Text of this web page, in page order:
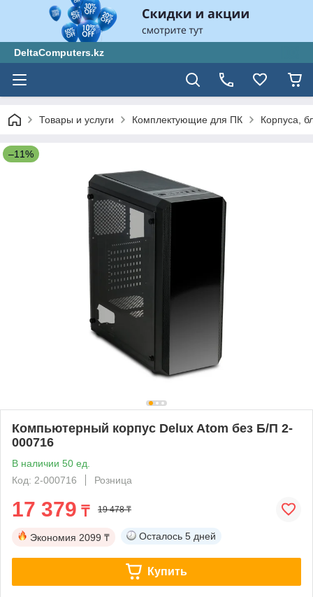
DeltaComputers.kz
Товары и услуги Комплектующие для ПК Корпуса,
–11%
Компьютерный корпус Delux Atom без Б/П 2-
000716
В наличии 50 ед.
Код: 2-000716
Розница
17 379 ₸ 19 478 ₸
Экономия 2099 ₸ Осталось 5 дней
Купить